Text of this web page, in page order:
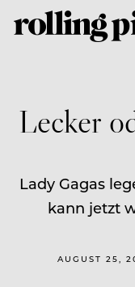
Lecker
Lady Gagas
kann jetzt
AUGUST 25,